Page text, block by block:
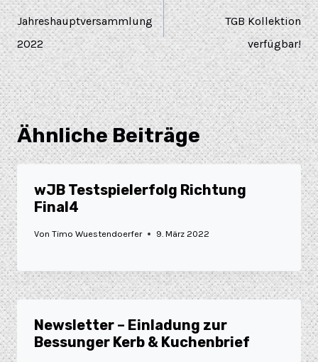
Jahreshauptversammlung
2022
TGB Kollektion
verfügbar!
Ähnliche Beiträge
wJB Testspielerfolg Richtung
Final4
Von Timo Wuestendoerfer 9. März 2022
Newsletter – Einladung zur
Bessunger Kerb & Kuchenbrief